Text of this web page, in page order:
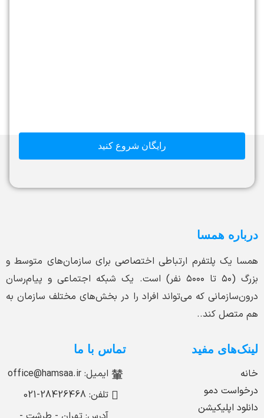
رایگان شروع کنید
درباره همسا
همسا یک پلتفرم ارتباطی اختصاصی برای سازمان‌های متوسط و
بزرگ (۵۰ تا ۵۰۰۰ نفر) است. یک شبکه اجتماعی و پیام‌رسان
درون‌سازمانی که می‌تواند افراد را در بخش‌های مختلف سازمان به
هم متصل کند..
لینک‌های مفید
خانه
درخواست دمو
دانلود اپلیکیشن
تماس با ما
ایمیل: office@hamsaa.ir
تلفن: 28426468-021